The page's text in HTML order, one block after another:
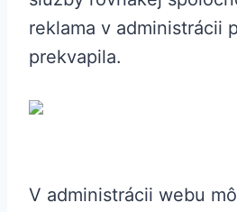
reklama v administrácii
prekvapila.
V administrácii webu